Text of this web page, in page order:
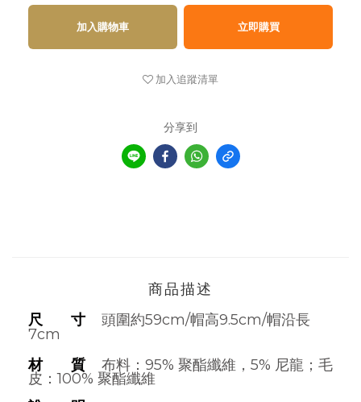
加入購物車 立即購買
加入追蹤清單
分享到
商品描述
尺 寸
頭圍約59cm/帽高9.5cm/帽沿長
7cm
材 質
布料：95% 聚酯纖維，5% 尼龍； 毛
皮：100% 聚酯纖維